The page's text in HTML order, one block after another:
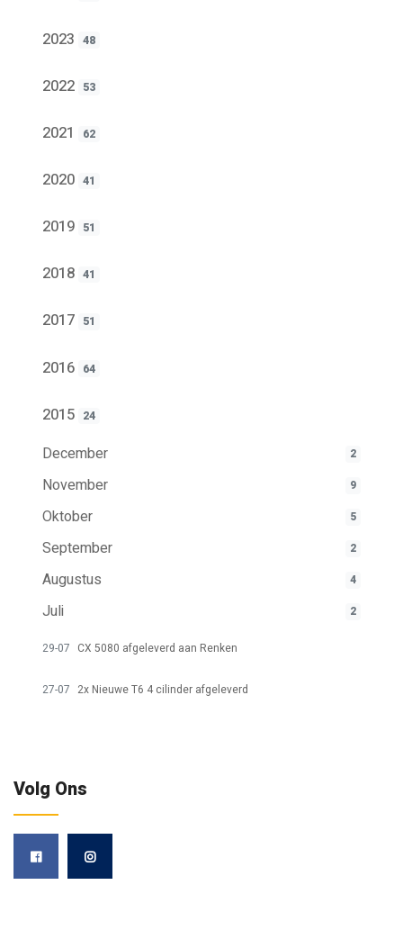
2023 48
2022 53
2021 62
2020 41
2019 51
2018 41
2017 51
2016 64
2015 24
December 2
November 9
Oktober 5
September 2
Augustus 4
Juli 2
29-07 CX 5080 afgeleverd aan Renken
27-07 2x Nieuwe T6 4 cilinder afgeleverd
Volg Ons